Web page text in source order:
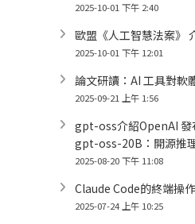
2025-10-01 下午 2:40
歐盟《人工智慧法案》
2025-10-01 下午 12:01
論文研讀：AI 工具對軟
2025-09-21 上午 1:56
gpt-oss介紹OpenAI
gpt-oss-20B：開源推
2025-08-20 下午 11:08
Claude Code的終端操
2025-07-24 上午 10:25